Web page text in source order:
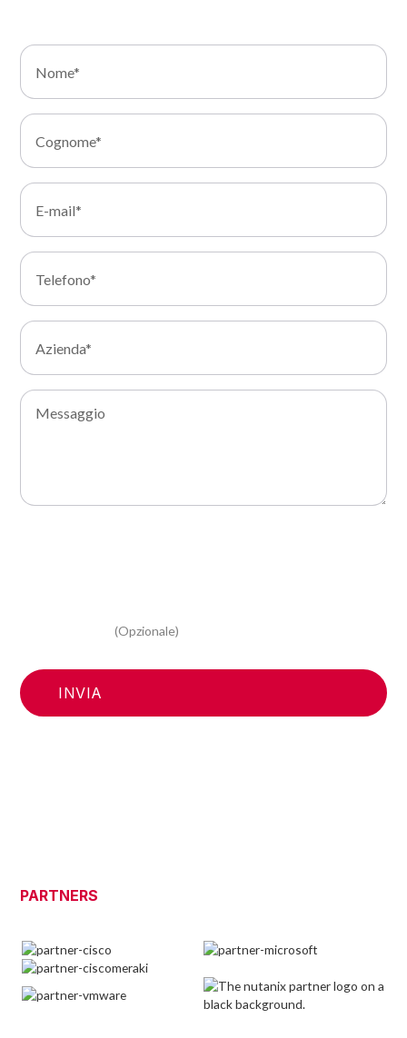
commerciali(Opzionale)
PARTNERS